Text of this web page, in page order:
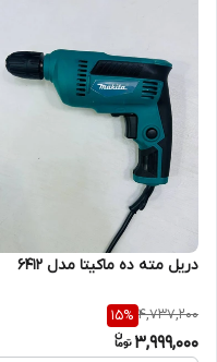
دریل مته ده ماکیتا مدل 6412
4,737,200
15%
3,999,000